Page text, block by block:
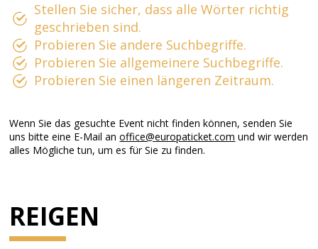
Stellen Sie sicher, dass alle Wörter richtig
geschrieben sind.
Probieren Sie andere Suchbegriffe.
Probieren Sie allgemeinere Suchbegriffe.
Probieren Sie einen längeren Zeitraum.
Wenn Sie das gesuchte Event nicht finden können, senden Sie
uns bitte eine E-Mail anoffice@europaticket.com und wir werden
alles Mögliche tun, um es für Sie zu finden.
REIGEN